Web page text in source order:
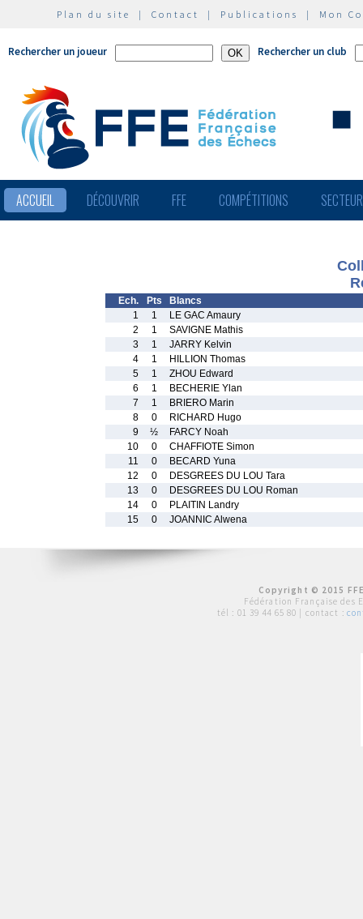
Plan du site | Contact | Publications | Mon
Rechercher un joueur Rechercher un club
ACCUEIL DÉCOUVRIR FFE COMPÉTITIONS
Ech. Pts
Blancs
1
1
LE GAC Amaury
2
1
SAVIGNE Mathis
3
1
JARRY Kelvin
4
1
HILLION Thomas
5
1
ZHOU Edward
6
1
BECHERIE Ylan
7
1
BRIERO Marin
8
0
RICHARD Hugo
9
½
FARCY Noah
10
0
CHAFFIOTE Simon
11
0
BECARD Yuna
12
0
DESGREES DU LOU Tara
13
0
DESGREES DU LOU Roman
14
0
PLAITIN Landry
15
0 JOANNIC Alwena
Copyright © 2015
Fédération Française des
tél : 01 39 44 65 80 | contact :